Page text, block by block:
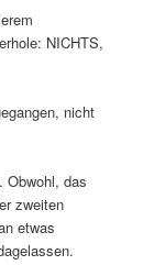
NICHTS,
nicht
Obwohl, das
zweiten
etwas